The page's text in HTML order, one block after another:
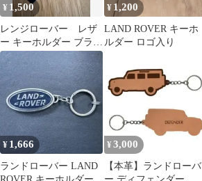
¥ 1,500
レンジローバー レザ
ー キーホルダー ブラッ
ク
¥ 1,200
LAND ROVER キーホ
ルダー ロゴ入り
¥ 1,666
ランドローバー LAND
¥ 3,000
【本革】ランドローバ